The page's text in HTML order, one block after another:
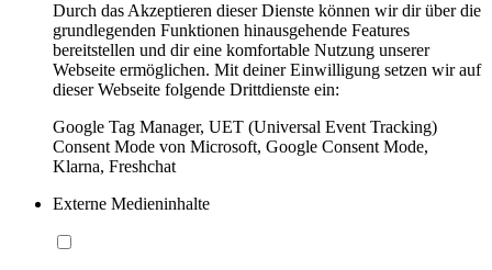
Durch das Akzeptieren dieser Dienste können wir dir über die
grundlegenden Funktionen hinausgehende Features
bereitstellen und dir eine komfortable Nutzung unserer
Webseite ermöglichen. Mit deiner Einwilligung setzen wir auf
dieser Webseite folgende Drittdienste ein:
Google Tag Manager, UET (Universal Event Tracking)
Consent Mode von Microsoft, Google Consent Mode,
Klarna, Freshchat
Externe Medieninhalte